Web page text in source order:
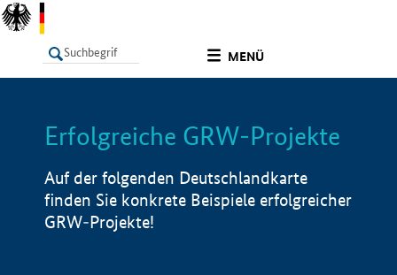
MENÜ
LISTE Info
Erfolgreiche GRW-Projekte
Auf der folgenden Deutschlandkarte
finden Sie konkrete Beispiele erfolgreicher
GRW-Projekte!